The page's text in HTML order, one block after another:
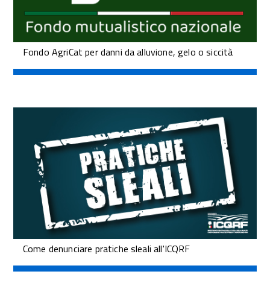
Fondo AgriCat per danni da alluvione, gelo o siccità
Come denunciare pratiche sleali all'ICQRF